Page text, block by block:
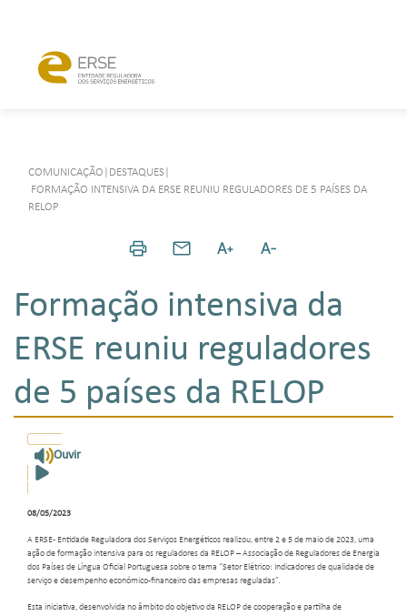
COMUNICAÇÃO DESTAQUES
FORMAÇÃO INTENSIVA DA ERSE REUNIU REGULADORES DE 5 PAÍSES DA
RELOP
Formação intensiva da
ERSE reuniu reguladores
de 5 países da RELOP
Ouvir
08/05/2023
A ERSE- Entidade Reguladora dos Serviços Energéticos realizou, entre 2 e 5 de maio de 2023, uma
ação de formação intensiva para os reguladores da RELOP – Associação de Reguladores de Energia
dos Países de Língua Oficial Portuguesa sobre o tema “Setor Elétrico: Indicadores de qualidade de
serviço e desempenho económico-financeiro das empresas reguladas”.
Esta iniciativa, desenvolvida no âmbito do objetivo da RELOP de cooperação e partilha de